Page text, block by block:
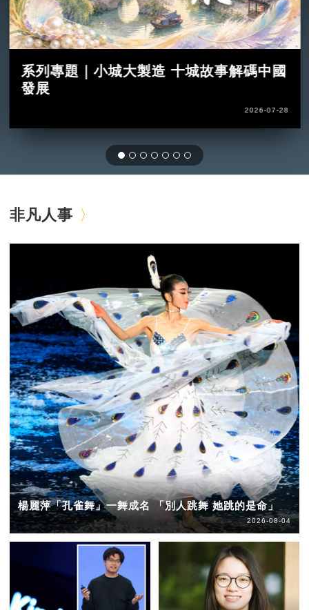
系列專題｜小城大製造 十城故事解碼中國
發展
2026-07-28
非凡人事
楊麗萍「孔雀舞」一舞成名 「別人跳舞 她跳的是命」
2026-08-04